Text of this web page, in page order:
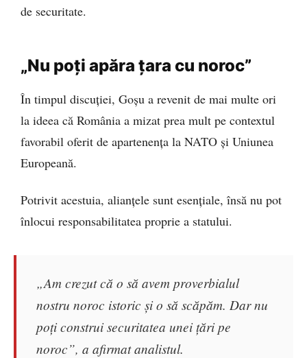
de securitate.
„Nu poți apăra țara cu noroc”
În timpul discuției, Goșu a revenit de mai multe ori
la ideea că România a mizat prea mult pe contextul
favorabil oferit de apartenența la NATO și Uniunea
Europeană.
Potrivit acestuia, alianțele sunt esențiale, însă nu pot
înlocui responsabilitatea proprie a statului.
„Am crezut că o să avem proverbialul
nostru noroc istoric și o să scăpăm. Dar nu
poți construi securitatea unei țări pe
noroc”, a afirmat analistul.